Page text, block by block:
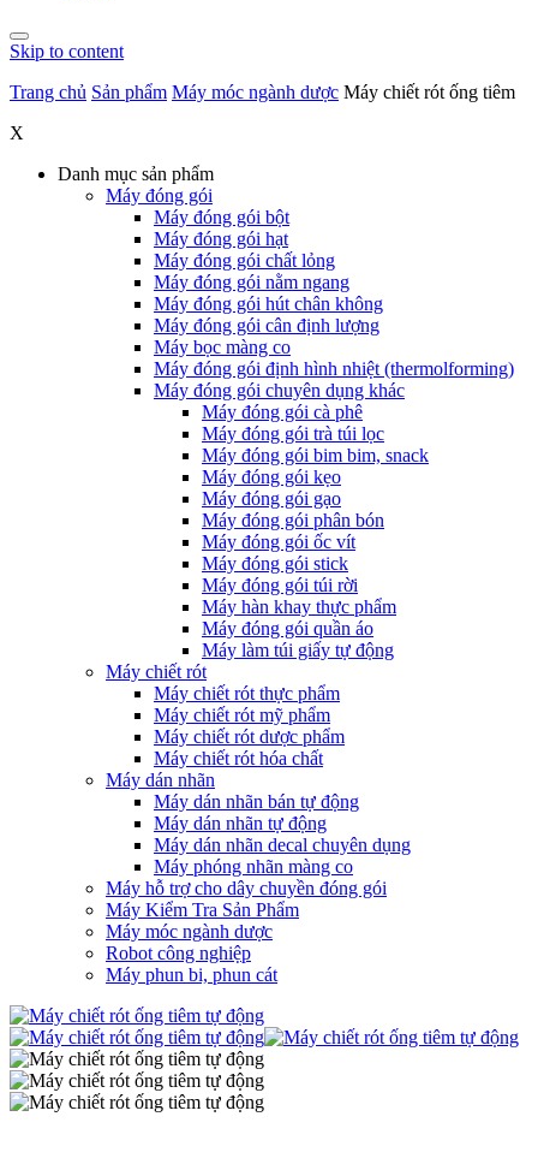
Skip to content
Trang chủ Sản phẩm Máy móc ngành dược Máy chiết rót ống tiêm
X
Danh mục sản phẩm
Máy đóng gói
Máy đóng gói bột
Máy đóng gói hạt
Máy đóng gói chất lỏng
Máy đóng gói nằm ngang
Máy đóng gói hút chân không
Máy đóng gói cân định lượng
Máy bọc màng co
Máy đóng gói định hình nhiệt (thermolforming)
Máy đóng gói chuyên dụng khác
Máy đóng gói cà phê
Máy đóng gói trà túi lọc
Máy đóng gói bim bim, snack
Máy đóng gói kẹo
Máy đóng gói gạo
Máy đóng gói phân bón
Máy đóng gói ốc vít
Máy đóng gói stick
Máy đóng gói túi rời
Máy hàn khay thực phẩm
Máy đóng gói quần áo
Máy làm túi giấy tự động
Máy chiết rót
Máy chiết rót thực phẩm
Máy chiết rót mỹ phẩm
Máy chiết rót dược phẩm
Máy chiết rót hóa chất
Máy dán nhãn
Máy dán nhãn bán tự động
Máy dán nhãn tự động
Máy dán nhãn decal chuyên dụng
Máy phóng nhãn màng co
Máy hỗ trợ cho dây chuyền đóng gói
Máy Kiểm Tra Sản Phẩm
Máy móc ngành dược
Robot công nghiệp
Máy phun bi, phun cát